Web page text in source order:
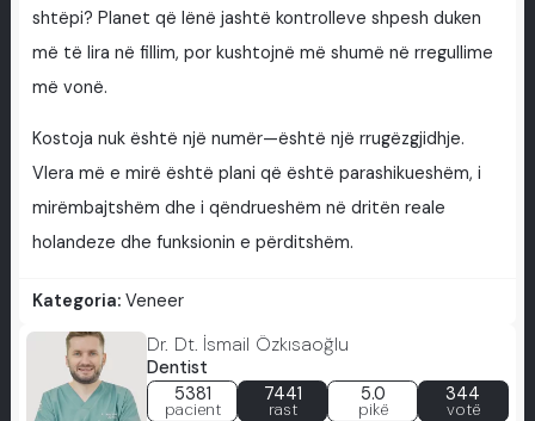
shtëpi? Planet që lënë jashtë kontrolleve shpesh duken
më të lira në fillim, por kushtojnë më shumë në rregullime
më vonë.
Kostoja nuk është një numër—është një rrugëzgjidhje.
Vlera më e mirë është plani që është parashikueshëm, i
mirëmbajtshëm dhe i qëndrueshëm në dritën reale
holandeze dhe funksionin e përditshëm.
Kategoria: Veneer
Dr. Dt. İsmail Özkısaoğlu
Dentist
5381
pacient
7441
rast
5.0
pikë
344
votë